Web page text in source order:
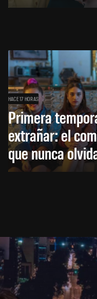
HACE 17 HORAS
Primera
extrañar: el
que nunca